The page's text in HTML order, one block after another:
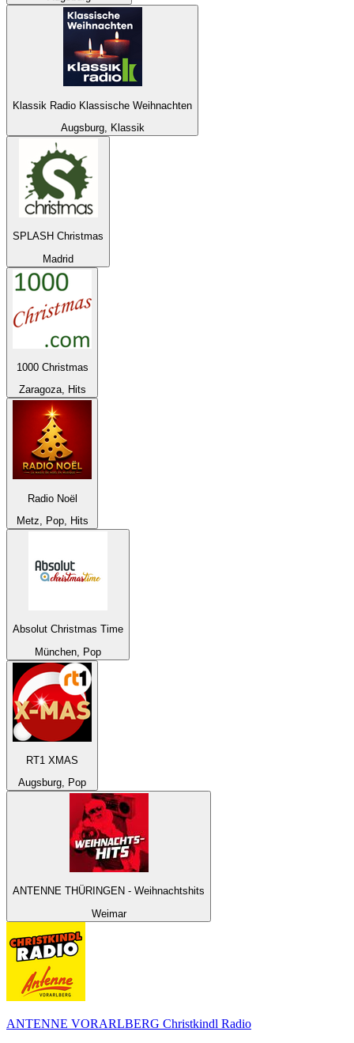
Klassik Radio Klassische Weihnachten
Augsburg, Klassik
SPLASH Christmas
Madrid
1000 Christmas
Zaragoza, Hits
Radio Noël
Metz, Pop, Hits
Absolut Christmas Time
München, Pop
RT1 XMAS
Augsburg, Pop
ANTENNE THÜRINGEN - Weihnachtshits
Weimar
ANTENNE VORARLBERG Christkindl Radio